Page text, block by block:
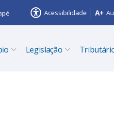
Acessibilidade
Legislação